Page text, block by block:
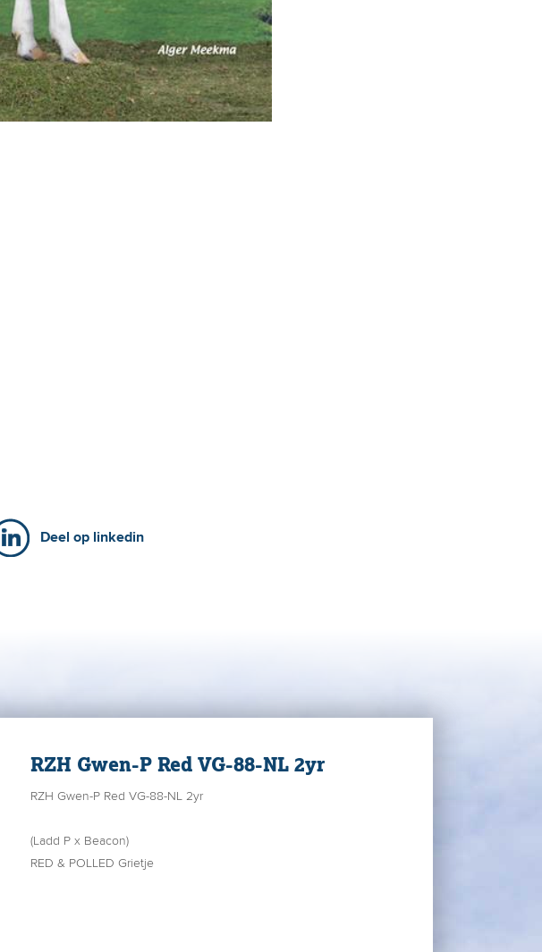
Deel op linkedin
RZH Gwen-P Red VG-88-NL 2yr
RZH Gwen-P Red VG-88-NL 2yr
(Ladd P x Beacon)
RED & POLLED Grietje